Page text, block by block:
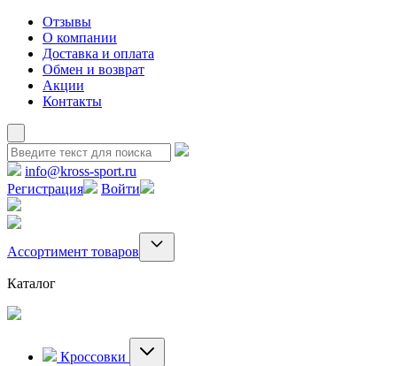
Отзывы
О компании
Доставка и оплата
Обмен и возврат
Акции
Контакты
info@kross-sport.ru
Регистрация
Войти
Ассортимент товаров
Каталог
Кроссовки